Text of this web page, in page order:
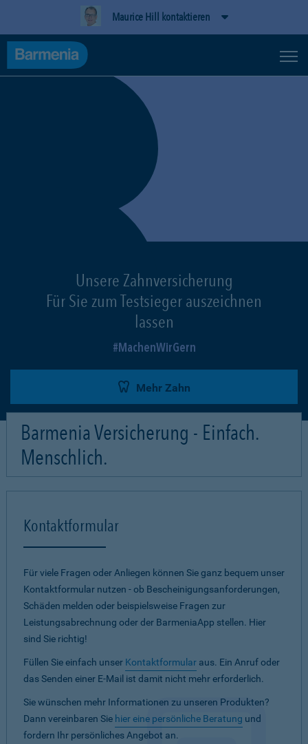
Maurice Hill kontaktieren
Unsere Zahnversicherung
Für Sie zum Testsieger auszeichnen
lassen
MachenWirGern
Mehr Zahn
Barmenia Versicherung - Einfach.
Menschlich.
Kontaktformular
Für viele Fragen oder Anliegen können Sie ganz bequem unser
Kontaktformular nutzen - ob Bescheinigungsanforderungen,
Schäden melden oder beispielsweise Fragen zur
Leistungsabrechnung oder der BarmeniaApp stellen. Hier
sind Sie richtig!
Füllen Sie einfach unser Kontaktformular aus. Ein Anruf oder
das Senden einer E-Mail ist damit nicht mehr erforderlich.
Sie wünschen mehr Informationen zu unseren Produkten?
Dann vereinbaren Sie hier eine persönliche Beratung und
fordern Ihr persönliches Angebot an.